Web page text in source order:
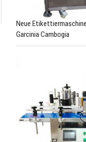
Neue
Garcinia Cambogia